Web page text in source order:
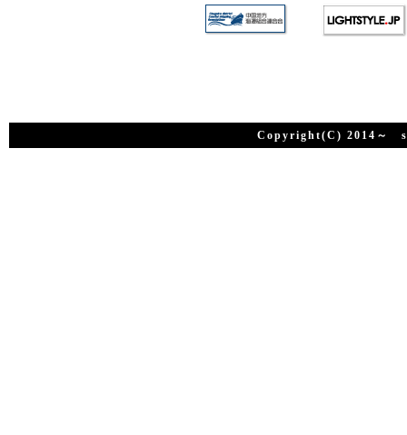
Copyright(C) 2014～